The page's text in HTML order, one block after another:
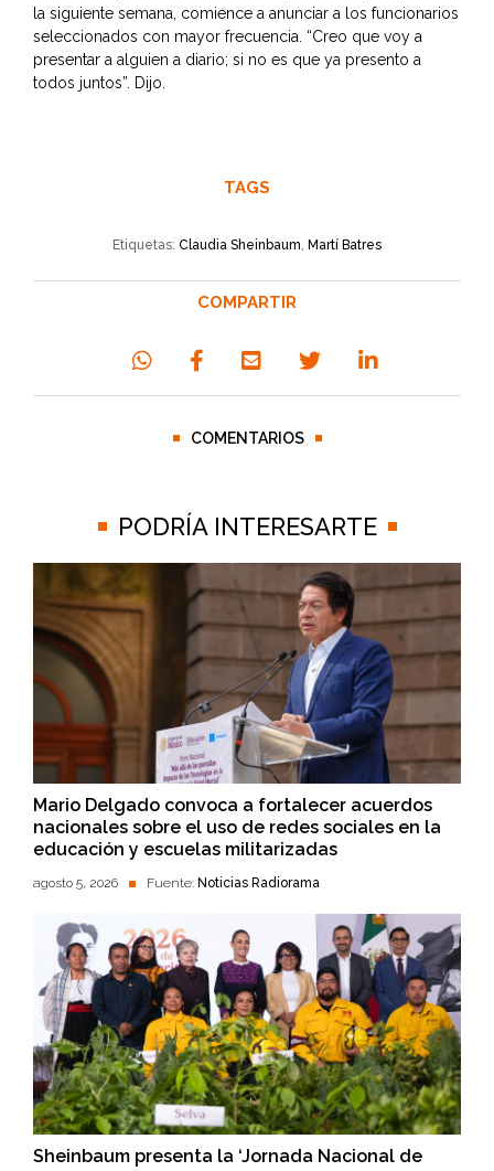
la siguiente semana, comience a anunciar a los funcionarios
seleccionados con mayor frecuencia. “Creo que voy a
presentar a alguien a diario; si no es que ya presento a
todos juntos”. Dijo.
TAGS
Etiquetas: Claudia Sheinbaum, Martí Batres
COMPARTIR
COMENTARIOS
PODRÍA INTERESARTE
Mario Delgado convoca a fortalecer acuerdos
nacionales sobre el uso de redes sociales en la
educación y escuelas militarizadas
agosto 5, 2026 Fuente: Noticias Radiorama
Sheinbaum presenta la ‘Jornada Nacional de